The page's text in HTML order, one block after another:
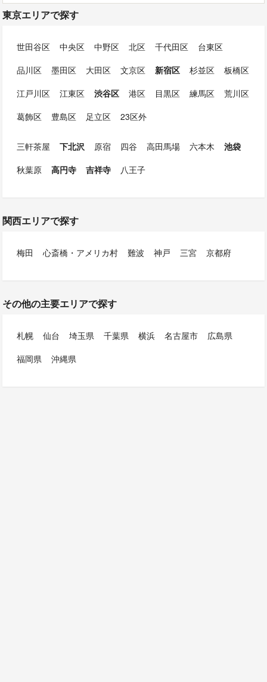
東京エリアで探す
世田谷区 中央区 中野区 北区 千代田区
台東区
品川区
墨田区 大田区 文京区 新宿区 杉並区
板橋区
江戸川区
江東区 渋谷区 港区 目黒区 練馬区
荒川区
葛飾区
豊島区 足立区 23区外
三軒茶屋 下北沢 原宿 四谷 高田馬場 六本木
池袋
秋葉原
高円寺 吉祥寺 八王子
関西エリアで探す
梅田 心斎橋・アメリカ村 難波 神戸 三宮 京都府
その他の主要エリアで探す
札幌 仙台 埼玉県 千葉県 横浜 名古屋市
広島県
福岡県
沖縄県